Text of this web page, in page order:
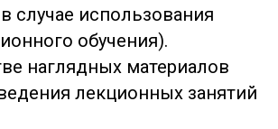
случае использования
обучения).
наглядных материалов
лекционных занятий